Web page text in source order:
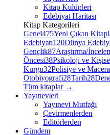
Kitap Kulüpleri
Edebiyat Haritası
Kitap Kategorileri
Genel475Yeni Çıkan
Edebiyatı120Dünya
Gençlik87Araştırma/
Öncesi38Psikoloji ve
Kurgu32Polisiye ve Macera
Otobiyografi28Tarih28
Tüm kitaplar →
Yayınevleri
Yayınevi Mutfağı
Çevirmenlerden
Editörlerden
Gündem